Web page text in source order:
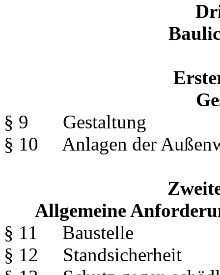
§ 9 Gestaltung
§ 10 Anlagen der
Allgemeine
§ 11 Baustelle
§ 12 Standsicherheit